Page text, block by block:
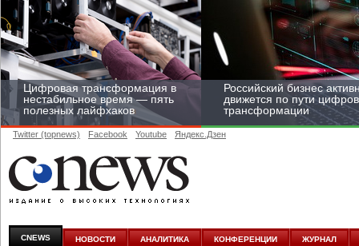
Цифровая трансформация в
нестабильное время — пять
полезных лайфхаков
Российский бизнес
движется по пути
трансформации
цифровизироваться со
скоростью крупных
Twitter (topnews) Facebook Youtube Яндекс.Дзен
CNEWS НОВОСТИ АНАЛИТИКА КОНФЕРЕНЦИИ ЖУРНАЛ